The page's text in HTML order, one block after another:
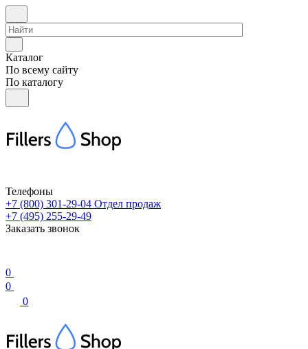
Каталог
По всему сайту
По каталогу
Телефоны
+7 (800) 301-29-04 Отдел продаж
+7 (495) 255-29-49
Заказать звонок
0
0
0